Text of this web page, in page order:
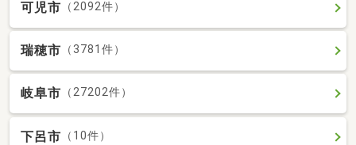
可児市 （2092件）
瑞穂市 （3781件）
岐阜市 （27202件）
下呂市 （10件）